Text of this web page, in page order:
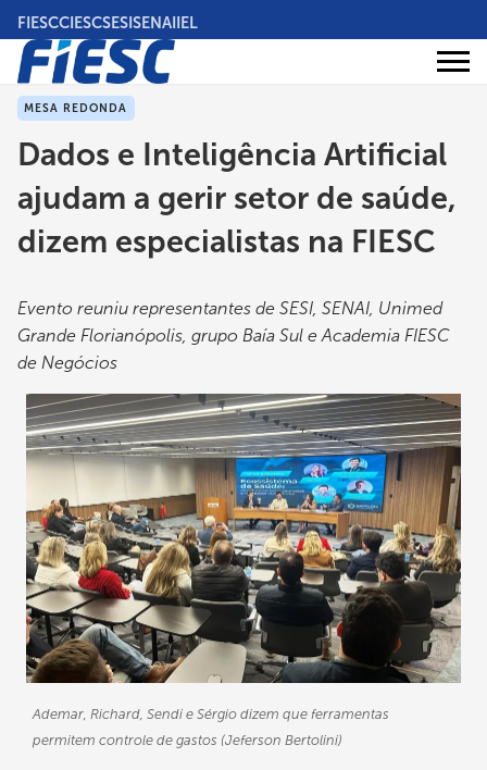
Pular
para
conteúdo
principal
FIESCCIESCSESISENAIIEL
Áreas
MESA REDONDA
Dados e Inteligência Artificial
ajudam a gerir setor de saúde,
dizem especialistas na FIESC
Evento reuniu representantes de SESI, SENAI, Unimed
Grande Florianópolis, grupo Baía Sul e Academia FIESC
de Negócios
Ademar, Richard, Sendi e Sérgio dizem que ferramentas
permitem controle de gastos (Jeferson Bertolini)